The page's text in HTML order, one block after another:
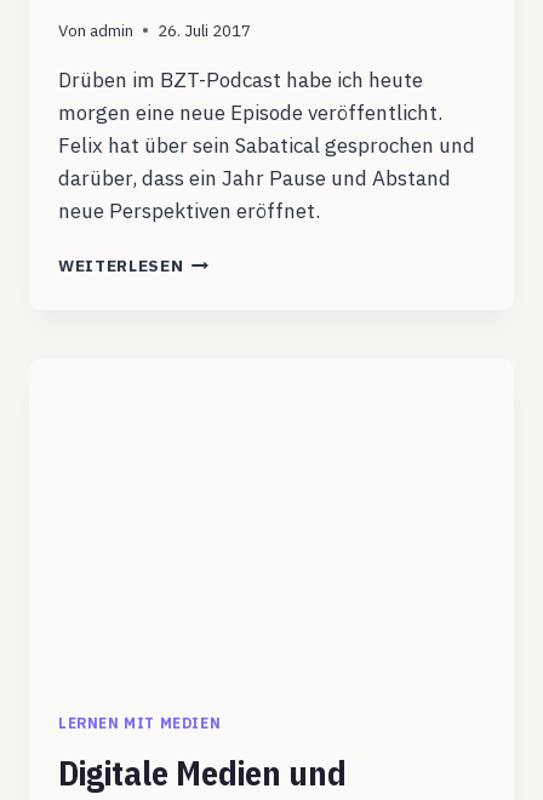
Von admin 26. Juli 2017
Drüben im BZT-Podcast habe ich heute
morgen eine neue Episode veröffentlicht.
Felix hat über sein Sabatical gesprochen und
darüber, dass ein Jahr Pause und Abstand
neue Perspektiven eröffnet.
WEITERLESEN EINE
LERNEN MIT MEDIEN
Digitale Medien und